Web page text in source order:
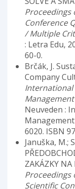
Proceedings
Conference
/ Multiple
: Letra Edu,
60-0.
Brčák, J.
Company
Neuveden :
6020. ISBN
Januška, M.;
ZAKÁZKY
Proceedings
Scientific